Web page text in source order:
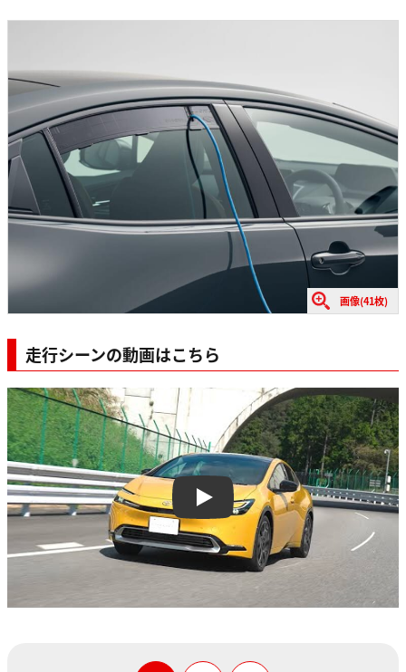
画像(41枚)
走行シーンの動画はこちら
Play